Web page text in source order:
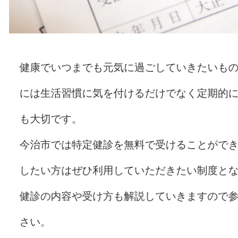
健康でいつまでも元気に過ごしていきたいも
には生活習慣に気を付けるだけでなく定期的
も大切です。
今治市では特定健診を無料で受けることがで
したい方はぜひ利用していただきたい制度とな
健診の内容や受け方も解説していきますので
さい。